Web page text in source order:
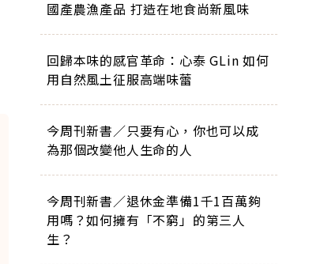
國產農漁產品 打造在地食尚新風味
回歸本味的感官革命：心泰 GLin 如何
用自然風土征服高端味蕾
今周刊新書／只要有心，你也可以成
為那個改變他人生命的人
今周刊新書／退休金準備1千1百萬夠
用嗎？如何擁有「不窮」的第三人
生？